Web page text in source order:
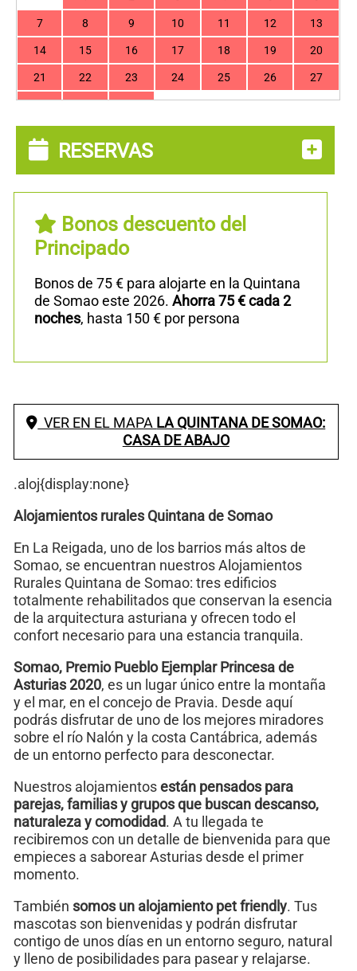
7 8 9 10 11 12 13
14 15 16 17 18 19 20
21 22 23 24 25 26 27
28 29 30
RESERVAS
Bonos descuento del
Principado
Bonos de 75 € para alojarte en la Quintana
de Somao este 2026. Ahorra 75 € cada 2
noches, hasta 150 € por persona
VER EN EL MAPA LA QUINTANA DE SOMAO:
CASA DE ABAJO
.aloj{display:none}
Alojamientos rurales Quintana de Somao
En La Reigada, uno de los barrios más altos de
Somao, se encuentran nuestros Alojamientos
Rurales Quintana de Somao: tres edificios
totalmente rehabilitados que conservan la esencia
de la arquitectura asturiana y ofrecen todo el
confort necesario para una estancia tranquila.
Somao, Premio Pueblo Ejemplar Princesa de
Asturias 2020, es un lugar único entre la montaña
y el mar, en el concejo de Pravia. Desde aquí
podrás disfrutar de uno de los mejores miradores
sobre el río Nalón y la costa Cantábrica, además
de un entorno perfecto para desconectar.
Nuestros alojamientosestán pensados para
parejas, familias y grupos que buscan descanso,
naturaleza y comodidad. A tu llegada te
recibiremos con un detalle de bienvenida para que
empieces a saborear Asturias desde el primer
momento.
También somos un alojamiento pet friendly. Tus
mascotas son bienvenidas y podrán disfrutar
contigo de unos días en un entorno seguro, natural
y lleno de posibilidades para pasear y relajarse.